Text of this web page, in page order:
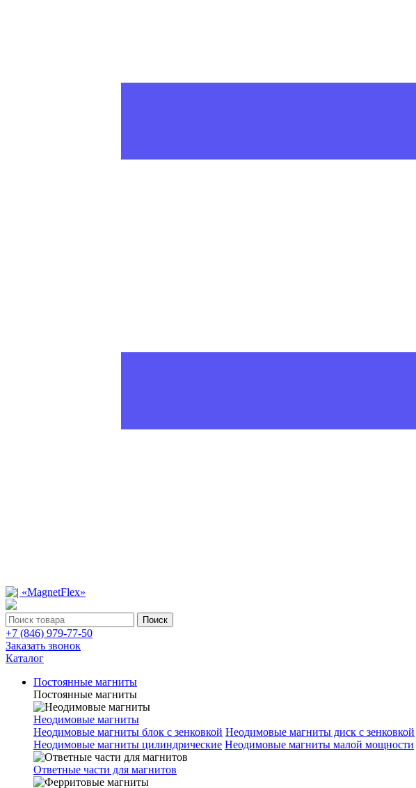
Поиск
+7 (846) 979-77-50
Заказать звонок
Каталог
Постоянные магниты
Постоянные магниты
Неодимовые магниты
Неодимовые магниты блок с зенковкой Неодимовые магниты диск с зенковкой
Неодимовые магниты цилиндрические Неодимовые магниты малой мощности
Ответные части для магнитов